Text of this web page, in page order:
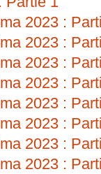
2023 :
2023 :
2023 :
2023 :
2023 :
2023 :
2023 :
2023 :